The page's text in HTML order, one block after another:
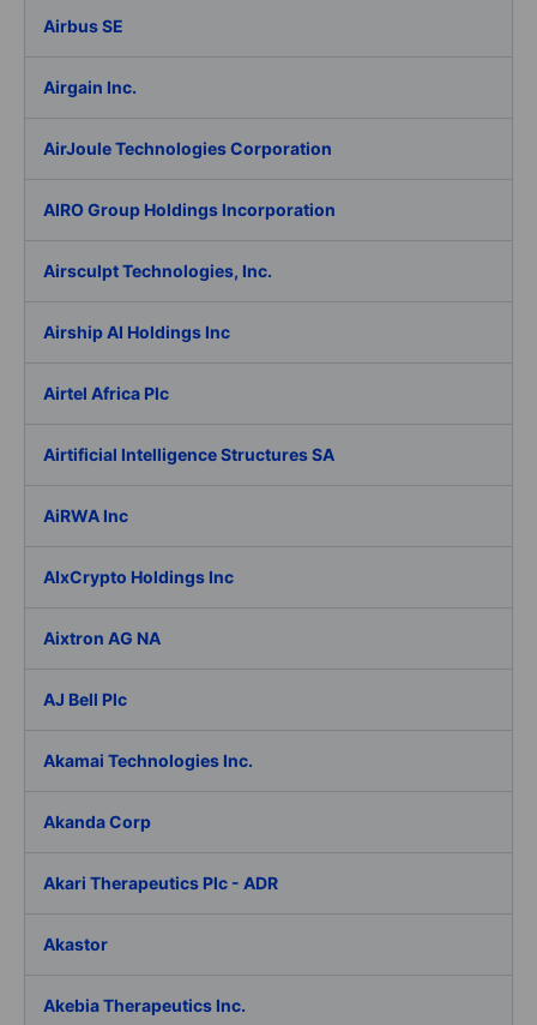
Airbus SE
Airgain Inc.
AirJoule Technologies Corporation
AIRO Group Holdings Incorporation
Airsculpt Technologies, Inc.
Airship AI Holdings Inc
Airtel Africa Plc
Airtificial Intelligence Structures SA
AiRWA Inc
AIxCrypto Holdings Inc
Aixtron AG NA
AJ Bell Plc
Akamai Technologies Inc.
Akanda Corp
Akari Therapeutics Plc - ADR
Akastor
Akebia Therapeutics Inc.